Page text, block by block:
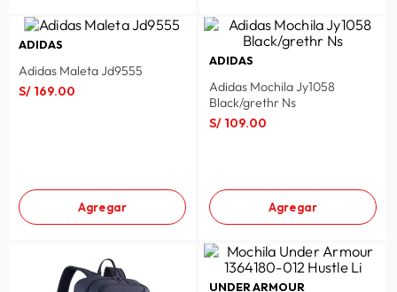
ADIDAS
Adidas Maleta Jd9555
S/ 169.00
Agregar
ADIDAS
Adidas Mochila Jy1058
Black/grethr Ns
S/ 109.00
Agregar
UNDER ARMOUR